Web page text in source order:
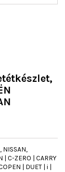
NISSAN,
| C-ZERO | CARRY
| DUET | i |